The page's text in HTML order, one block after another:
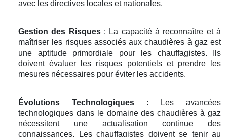
avec les directives locales et nationales.
Gestion des Risques: La capacité à reconnaître et à
maîtriser les risques associés aux chaudières à gaz est
une aptitude primordiale pour les chauffagistes. Ils
doivent évaluer les risques potentiels et prendre les
mesures nécessaires pour éviter les accidents.
Évolutions Technologiques : Les avancées
technologiques dans le domaine des chaudières à gaz
nécessitent une actualisation continue des
connaissances. Les chauffagistes doivent se tenir au